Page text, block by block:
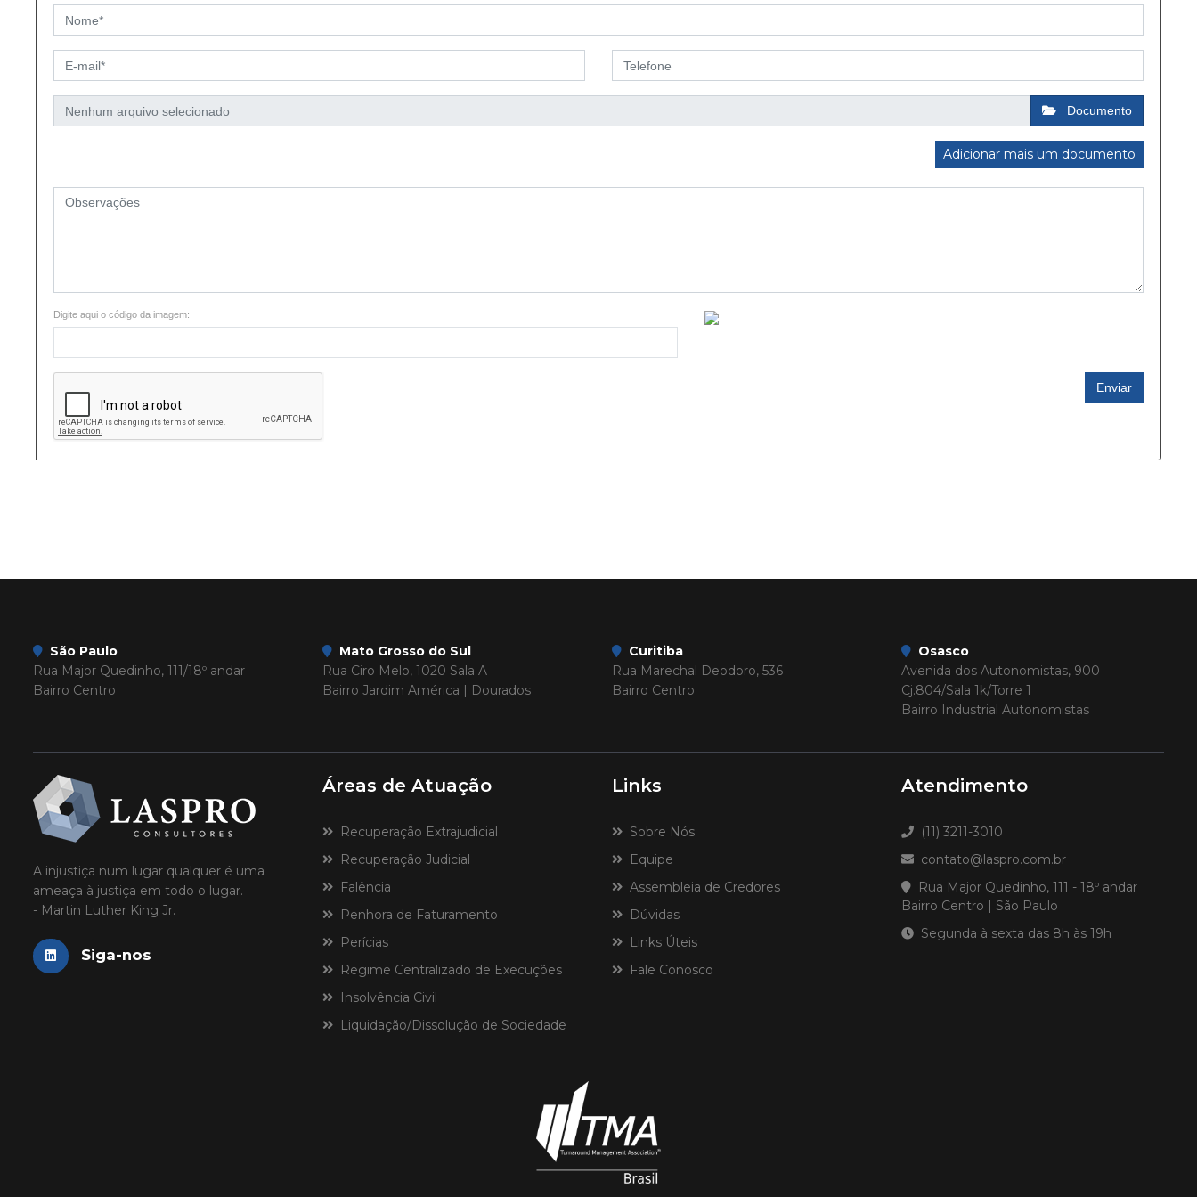
Documento
Adicionar mais um documento
Digite aqui o código da imagem:
Enviar
São Paulo
Rua Major Quedinho, 111/18º andar
Bairro Centro
Mato Grosso do Sul
Rua Ciro Melo, 1020 Sala A
Bairro Jardim América | Dourados
Curitiba
Rua Marechal Deodoro, 536
Bairro Centro
Osasco
Avenida dos Autonomistas, 900
Cj.804/Sala 1k/Torre 1
Bairro Industrial Autonomistas
A injustiça num lugar qualquer é uma
ameaça à justiça em todo o lugar.
- Martin Luther King Jr.
Siga-nos
Áreas de Atuação
Recuperação Extrajudicial
Recuperação Judicial
Falência
Penhora de Faturamento
Perícias
Regime Centralizado de Execuções
Insolvência Civil
Liquidação/Dissolução de Sociedade
Links
Sobre Nós
Equipe
Assembleia de Credores
Dúvidas
Links Úteis
Fale Conosco
Atendimento
(11) 3211-3010
contato@laspro.com.br
Rua Major Quedinho, 111 - 18º andar
Bairro Centro | São Paulo
Segunda à sexta das 8h às 19h